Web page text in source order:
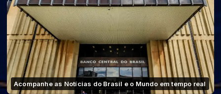
Acompanhe as Notícias do Brasil e o Mundo em tempo real